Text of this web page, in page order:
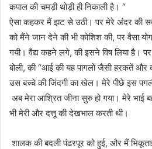
कपाल की चमड़ी थोड़ी ही निकाली है। “
ऐसा कहकर मैं झट से उठी। पर मेरे अंदर की सब
को मैंने जान देने की भी कोशिश की, पर वैसा
गयी। वैद्य कहने लगे, की इसने विष लिया है।
बोली, की “आई की यह पागलों जैसी हरकतें और
उस बच्चे की जिंदगी का खेल। मेरे पीछे इस
अब मेरा आश्रित जीना सुरु हो गया। मेरे भाई
भी मेरी और दत्तू की देखभाल करती थी।
शालक की बदली पंढरपूर को हुई, और मैं